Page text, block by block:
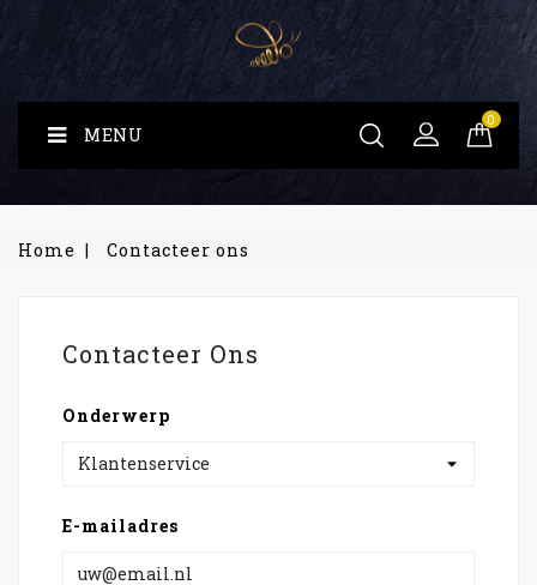
0
MENU
Home Contacteer ons
Contacteer Ons
Onderwerp
E-mailadres